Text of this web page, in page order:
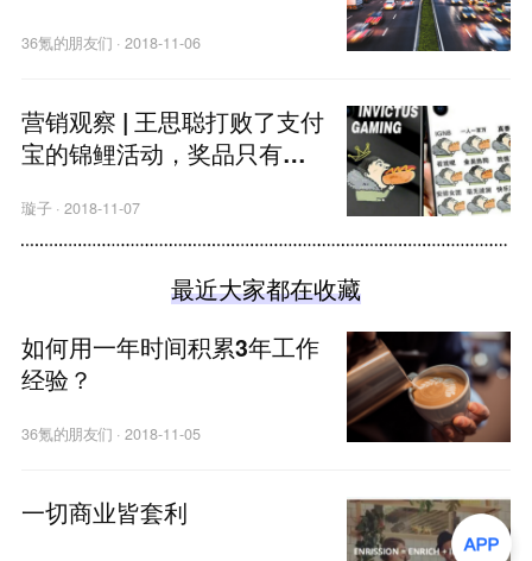
36氪的朋友们 ·2018-11-06
营销观察 | 王思聪打败了支付
宝的锦鲤活动，奖品只有一
璇子 · 2018-11-07
最近大家都在收藏
如何用一年时间积累3年工作
经验？
36氪的朋友们 ·2018-11-05
一切商业皆套利